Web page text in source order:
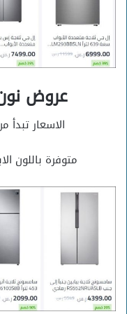
عروض
الاسعار تبدأ من 1499 ريال حتي 4499
متوفرة باللون